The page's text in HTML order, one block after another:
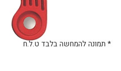
* תמונה להמחשה בלבד ט.ל.ח